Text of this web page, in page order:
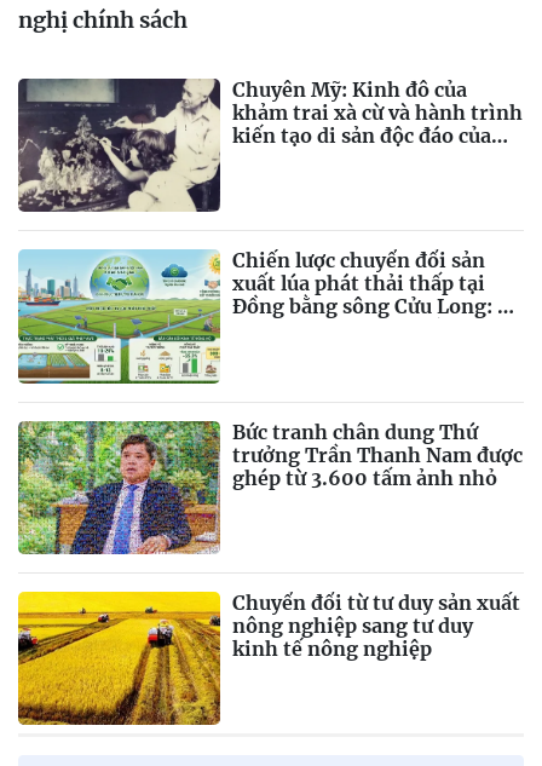
nghị chính sách
Chuyên Mỹ: Kinh đô của
khảm trai xà cừ và hành trình
kiến tạo di sản độc đáo của
Chiến lược chuyển đổi sản
xuất lúa phát thải thấp tại
Đồng bằng sông Cửu Long: Từ
Bức tranh chân dung Thứ
trưởng Trần Thanh Nam được
ghép từ 3.600 tấm ảnh nhỏ
Chuyển đổi từ tư duy sản xuất
nông nghiệp sang tư duy
kinh tế nông nghiệp